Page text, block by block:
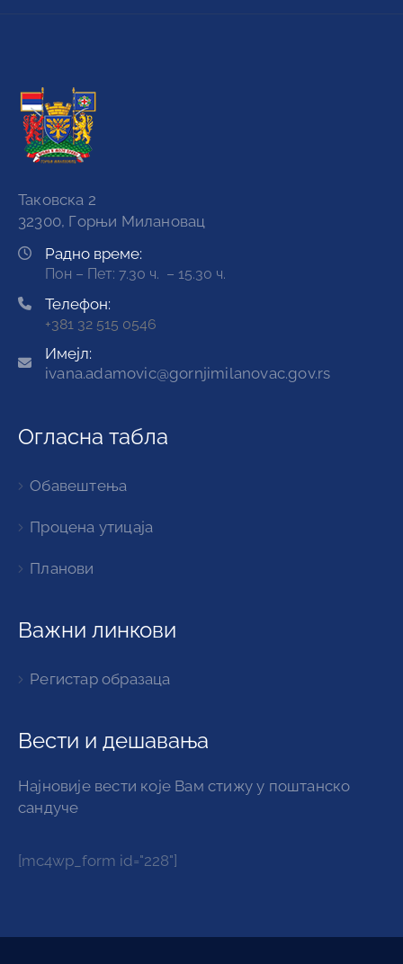
Таковска 2
32300, Горњи Милановац
Радно време:
Пон – Пет: 7.30 ч. – 15.30 ч.
Телефон:
+381 32 515 0546
Имејл:
ivana.adamovic@gornjimilanovac.gov.rs
Огласна табла
Обавештења
Процена утицаја
Планови
Важни линкови
Регистар образаца
Вести и дешавања
Најновије вести које Вам стижу у поштанско
сандуче
[mc4wp_form id="228"]